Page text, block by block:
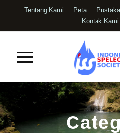
Tentang Kami Peta Pustaka
Kontak Kami